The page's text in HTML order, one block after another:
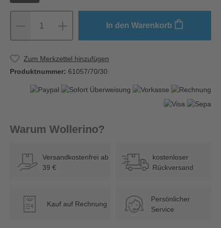
1 In den Warenkorb
Zum Merkzettel hinzufügen
Produktnummer: 61057/70/30
Warum Wollerino?
Versandkostenfrei ab
39 €
kostenloser
Rückversand
€ Kauf auf Rechnung
Persönlicher
Service